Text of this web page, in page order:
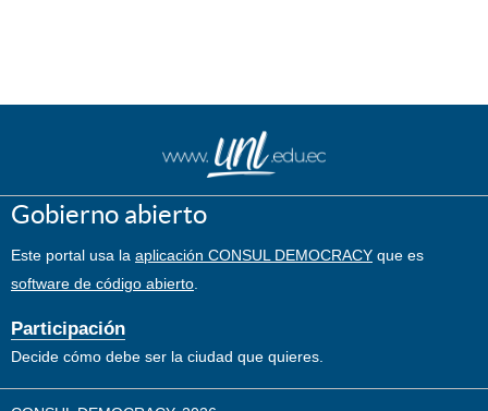
Gobierno abierto
Este portal usa la aplicación CONSUL DEMOCRACY que es
software de código abierto
Participación
Decide cómo debe ser la ciudad que quieres.